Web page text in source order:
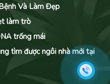
Và Làm Đẹp
làm trò
trống mái
tìm được ngôi nhà mới tại